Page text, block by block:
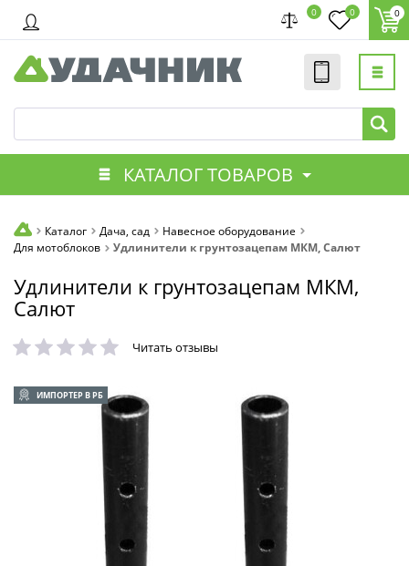
0 0 0
КАТАЛОГ ТОВАРОВ
Каталог Дача, сад
Навесное оборудование
Для мотоблоков
Удлинители к грунтозацепам МКМ, Салют
Удлинители к грунтозацепам МКМ,
Салют
Читать отзывы
ИМПОРТЕР В РБ